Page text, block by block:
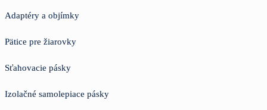
Adaptéry a objímky
Pätice pre žiarovky
Sťahovacie pásky
Izolačné samolepiace pásky